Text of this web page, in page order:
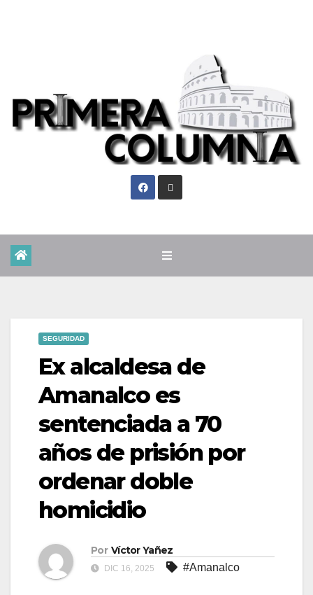
SEGURIDAD
Ex alcaldesa de
Amanalco es
sentenciada a 70
años de prisión por
ordenar doble
homicidio
Por Víctor Yañez
DIC 16, 2025 #Amanalco